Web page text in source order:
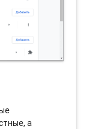
а